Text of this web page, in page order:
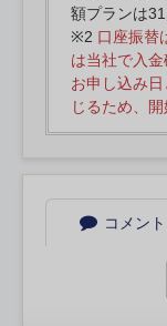
額プランは
※2 口座振替
は当社で入金
お申し込み
じるため、
コメント